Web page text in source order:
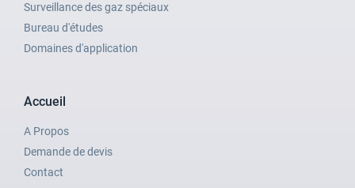
Surveillance des gaz spéciaux
Bureau d'études
Domaines d'application
Accueil
A Propos
Demande de devis
Contact